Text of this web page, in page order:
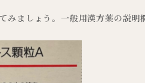
みましょう。一般用漢方薬の説明